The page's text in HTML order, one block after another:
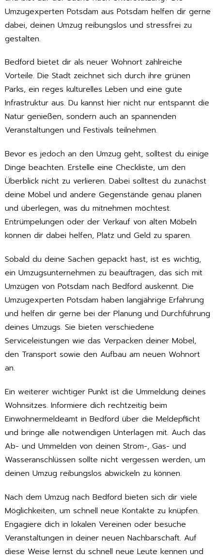
Umzugexperten Potsdam aus Potsdam helfen dir gerne
dabei, deinen Umzug reibungslos und stressfrei zu
gestalten.
Bedford bietet dir als neuer Wohnort zahlreiche
Vorteile. Die Stadt zeichnet sich durch ihre grünen
Parks, ein reges kulturelles Leben und eine gute
Infrastruktur aus. Du kannst hier nicht nur entspannt die
Natur genießen, sondern auch an spannenden
Veranstaltungen und Festivals teilnehmen.
Bevor es jedoch an den Umzug geht, solltest du einige
Dinge beachten. Erstelle eine Checkliste, um den
Überblick nicht zu verlieren. Dabei solltest du zunächst
deine Möbel und andere Gegenstände genau planen
und überlegen, was du mitnehmen möchtest.
Entrümpelungen oder der Verkauf von alten Möbeln
können dir dabei helfen, Platz und Geld zu sparen.
Sobald du deine Sachen gepackt hast, ist es wichtig,
ein Umzugsunternehmen zu beauftragen, das sich mit
Umzügen von Potsdam nach Bedford auskennt. Die
Umzugexperten Potsdam haben langjährige Erfahrung
und helfen dir gerne bei der Planung und Durchführung
deines Umzugs. Sie bieten verschiedene
Serviceleistungen wie das Verpacken deiner Möbel,
den Transport sowie den Aufbau am neuen Wohnort
an.
Ein weiterer wichtiger Punkt ist die Ummeldung deines
Wohnsitzes. Informiere dich rechtzeitig beim
Einwohnermeldeamt in Bedford über die Meldepflicht
und bringe alle notwendigen Unterlagen mit. Auch das
Ab- und Ummelden von deinen Strom-, Gas- und
Wasseranschlüssen sollte nicht vergessen werden, um
deinen Umzug reibungslos abwickeln zu können.
Nach dem Umzug nach Bedford bieten sich dir viele
Möglichkeiten, um schnell neue Kontakte zu knüpfen.
Engagiere dich in lokalen Vereinen oder besuche
Veranstaltungen in deiner neuen Nachbarschaft. Auf
diese Weise lernst du schnell neue Leute kennen und